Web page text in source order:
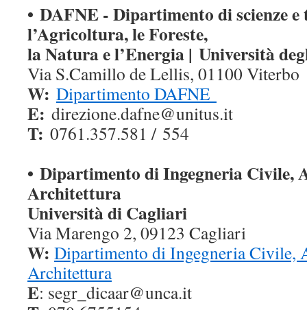
• DAFNE - Dipartimento di scienze e
l’Agricoltura, le Foreste,
la Natura e l’Energia | Università
Via S.Camillo de Lellis, 01100 Viterbo
W: Dipartimento DAFNE
E: direzione.dafne@unitus.it
T: 0761.357.581 / 554
• Dipartimento di Ingegneria Civile,
Architettura
Università di Cagliari
Via Marengo 2, 09123 Cagliari
W: Dipartimento di Ingegneria Civile,
Architettura
E: segr_dicaar@unca.it